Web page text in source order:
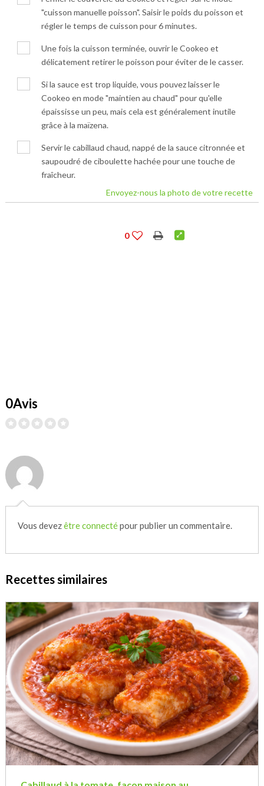
"cuisson manuelle poisson". Saisir le poids du poisson et
régler le temps de cuisson pour 6 minutes.
Une fois la cuisson terminée, ouvrir le Cookeo et
délicatement retirer le poisson pour éviter de le casser.
Si la sauce est trop liquide, vous pouvez laisser le
Cookeo en mode "maintien au chaud" pour qu'elle
épaississe un peu, mais cela est généralement inutile
grâce à la maïzena.
Servir le cabillaud chaud, nappé de la sauce citronnée et
saupoudré de ciboulette hachée pour une touche de
fraîcheur.
Envoyez-nous la photo de votre recette
0
0Avis
Vous devezêtre connectépour publier un commentaire.
Recettes similaires